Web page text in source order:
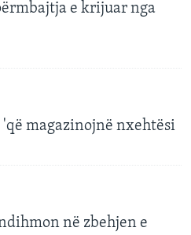
e krijuar nga
magazinojnë nxehtësi
në zbehjen e